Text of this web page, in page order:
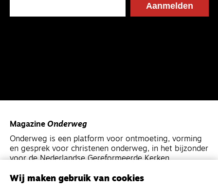
Magazine Onderweg
Onderweg is een platform voor ontmoeting, vorming
en gesprek voor christenen onderweg, in het bijzonder
voor de Nederlandse Gereformeerde Kerken.
Magazine
Onderweg
Wij maken gebruik van cookies